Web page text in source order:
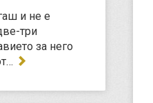
и не е
три
за него